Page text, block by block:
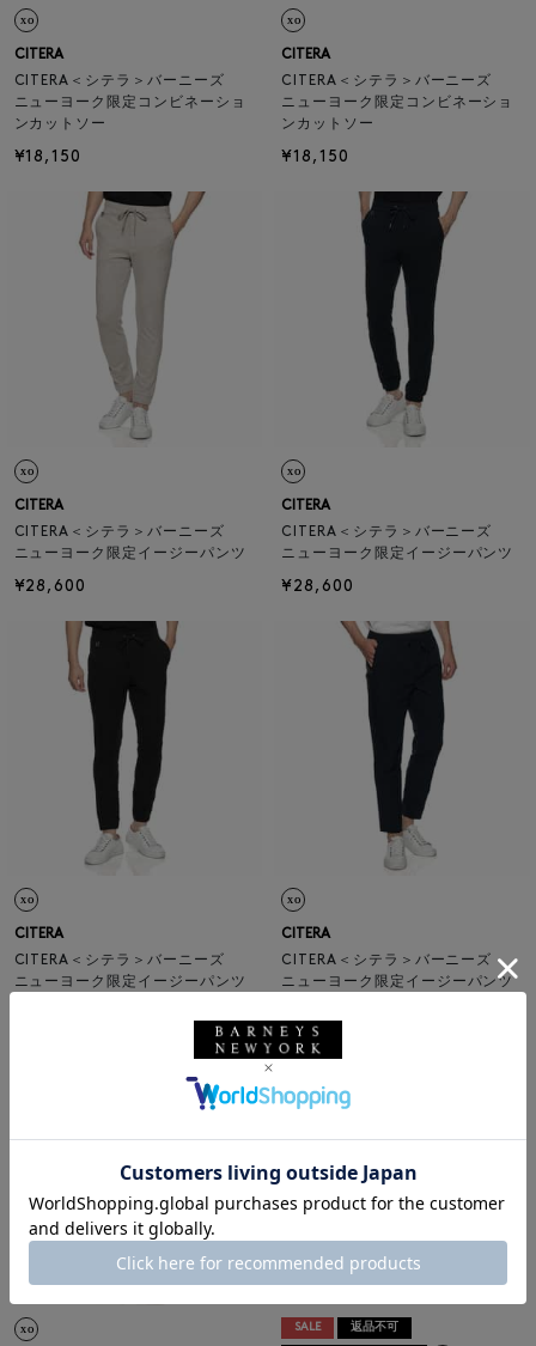
CITERA
CITERA＜シテラ＞バーニーズ
ニューヨーク限定コンビネーショ
ンカットソー
¥18,150
CITERA
CITERA＜シテラ＞バーニーズ
ニューヨーク限定コンビネーショ
ンカットソー
¥18,150
CITERA
CITERA＜シテラ＞バーニーズ
ニューヨーク限定イージーパンツ
¥28,600
CITERA
CITERA＜シテラ＞バーニーズ
ニューヨーク限定イージーパンツ
¥28,600
CITERA
CITERA＜シテラ＞バーニーズ
ニューヨーク限定イージーパンツ
CITERA
CITERA＜シテラ＞バーニーズ
ニューヨーク限定イージーパンツ
SALE 返品不可